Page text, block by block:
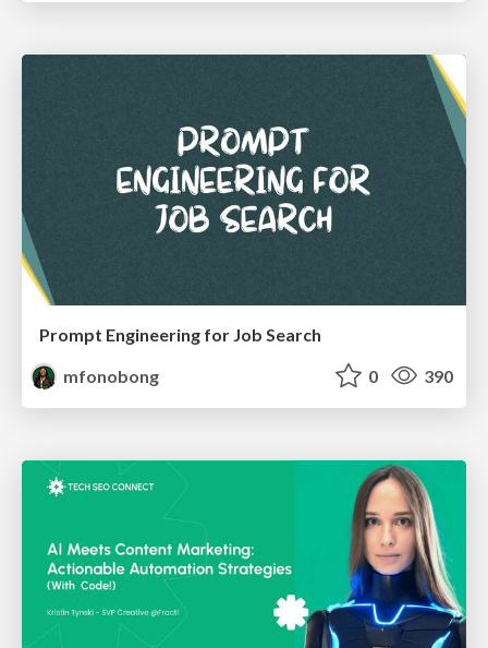
Prompt Engineering for Job Search
mfonobong
0 390